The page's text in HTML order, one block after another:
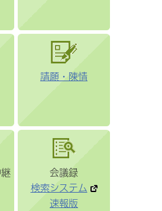
請願・陳情
会議録
検索システム
速報版